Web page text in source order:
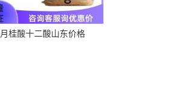
月桂酸十二酸山东价格